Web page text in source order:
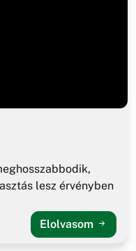
lesz érvényben
Elolvasom